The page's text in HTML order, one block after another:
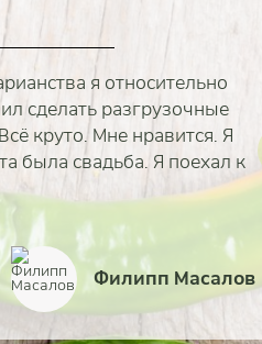
я относительно
сделать разгрузочные
круто. Мне нравится. Я
была свадьба. Я поехал к
Филипп Масалов
Мария
Валерия
Татьяна
СемьяИрина